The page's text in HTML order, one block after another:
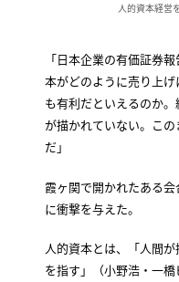
人的資本経営
「日本企業の有価証券
本がどのように売り上
も有利だといえるのか
が描かれていない。こ
だ」
霞ヶ関で開かれたある
に衝撃を与えた。
人的資本とは、「人間
を指す」（小野浩・一